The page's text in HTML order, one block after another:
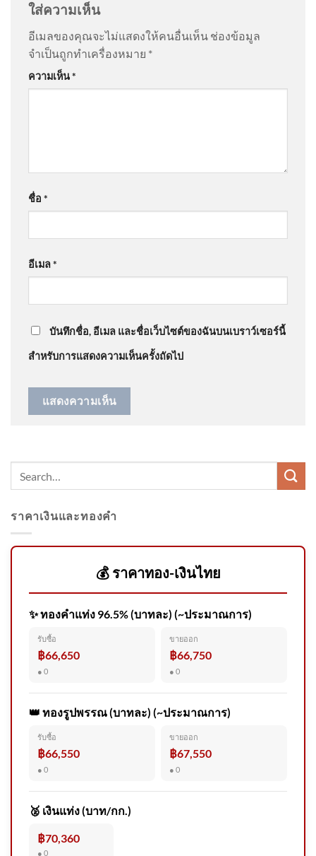
ใต้แลไ
enlighten
จิ๋วไทรโยค” พบอวัยวะภายในผิด
ปก 2026-08-05 03:16:00
โครงการ ศิลป์ : ทรัพย์ เปิดรับผล
งานศิลปะเยาวชน
@steveleeeo
ด่วน เปิดใจ “ตัสนีม” แต่งหน้าแบบนี้มา
10 ปี ไม่เคยกระทบงาน
ดูมีเอกลักษณ์มากกว่า…
มี3ศ่าลไปให้สุด
ชดใช้ “ต้อม รชนีกร” 7.7 ล้าน อัพเดทข่าว
ใส่ความเห็น
อีเมลของคุณจะไม่แสดงให้คนอื่นเห็น ช่องข้อมูล
จำเป็นถูกทำเครื่องหมาย *
ความเห็น*
ชื่อ *
อีเมล*
บันทึกชื่อ, อีเมล และชื่อเว็บไซต์ของฉันบนเบราว์เซอร์นี้
สำหรับการแสดงความเห็นครั้งถัดไป
ราคาเงินและทองคำ
💰 ราคาทอง-เงินไทย
✨ ทองคำแท่ง 96.5% (บาทละ) (~ประมาณการ)
รับซื้อ
฿66,650
● 0
ขายออก
฿66,750
● 0
👑 ทองรูปพรรณ (บาทละ) (~ประมาณการ)
รับซื้อ
฿66,550
● 0
ขายออก
฿67,550
● 0
🥈 เงินแท่ง (บาท/กก.)
฿70,360
● 0